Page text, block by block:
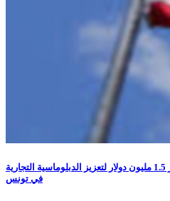
فرصة تمويل جديدة: منحة بقيمة تتجاوز 1.5 مليون دولار لتعزيز الدبلوماسية التجارية
في تونس